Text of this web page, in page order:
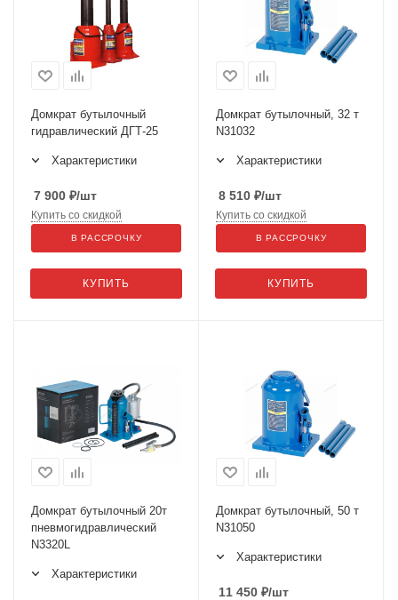
Домкрат бутылочный
гидравлический ДГТ-25
Характеристики
7 900 ₽/шт
КУПИТЬ
Купить со скидкой
В РАССРОЧКУ
Домкрат бутылочный, 32 т
N31032
Характеристики
8 510 ₽/шт
КУПИТЬ
Купить со скидкой
В РАССРОЧКУ
Домкрат бутылочный 20т
пневмогидравлический
N3320L
Характеристики
Домкрат бутылочный, 50 т
N31050
Характеристики
11 450 ₽/шт